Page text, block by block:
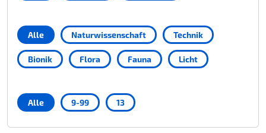
Alle Naturwissenschaft Technik
Bionik Flora Fauna Licht
Alle 9-99 13